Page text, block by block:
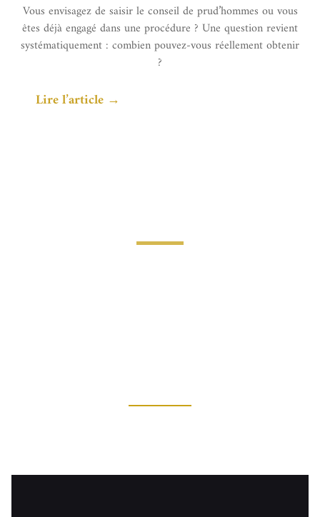
Vous envisagez de saisir le conseil de prud’hommes ou vous
êtes déjà engagé dans une procédure ? Une question revient
systématiquement : combien pouvez-vous réellement obtenir
?
Lire l’article →